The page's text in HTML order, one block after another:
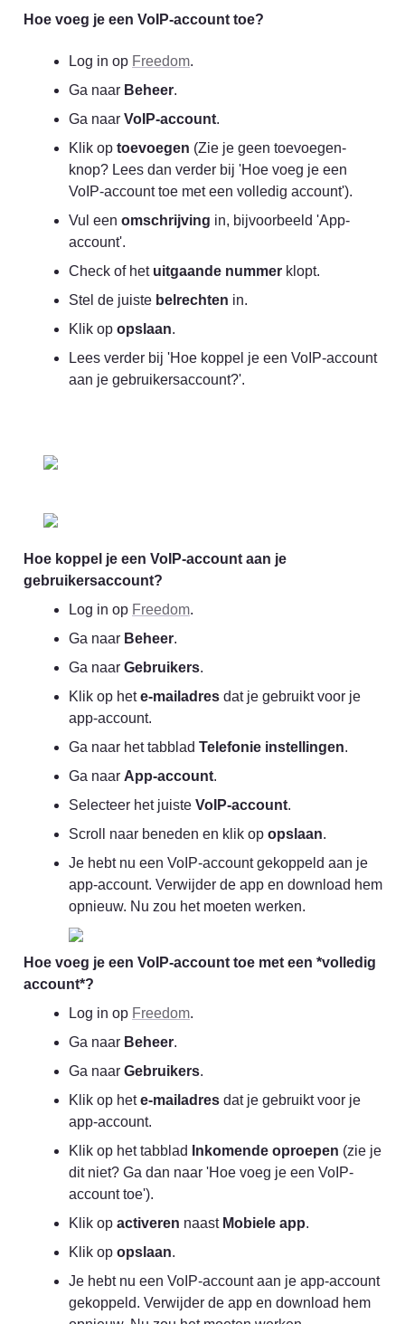
Hoe voeg je een VoIP-account toe?
Log in op Freedom.
Ga naar Beheer.
Ga naar VoIP-account.
Klik op toevoegen (Zie je geen toevoegen-
knop? Lees dan verder bij 'Hoe voeg je een
VoIP-account toe met een volledig account').
Vul een omschrijving in, bijvoorbeeld 'App-
account'.
Check of het uitgaande nummer klopt.
Stel de juiste belrechten in.
Klik op opslaan.
Lees verder bij 'Hoe koppel je een VoIP-account
aan je gebruikersaccount?'.
Hoe koppel je een VoIP-account aan je
gebruikersaccount?
Log in op Freedom.
Ga naar Beheer.
Ga naar Gebruikers.
Klik op het e-mailadres dat je gebruikt voor je
app-account.
Ga naar het tabblad Telefonie instellingen.
Ga naar App-account.
Selecteer het juiste VoIP-account.
Scroll naar beneden en klik op opslaan.
Je hebt nu een VoIP-account gekoppeld aan je
app-account. Verwijder de app en download hem
opnieuw. Nu zou het moeten werken.
Hoe voeg je een VoIP-account toe met een *volledig
account*?
Log in op Freedom.
Ga naar Beheer.
Ga naar Gebruikers.
Klik op het e-mailadres dat je gebruikt voor je
app-account.
Klik op het tabblad
Inkomende oproepen (zie je
dit niet? Ga dan naar 'Hoe voeg je een VoIP-
account toe').
Klik op activeren naast Mobiele app.
Klik op opslaan.
Je hebt nu een VoIP-account aan je app-account
gekoppeld. Verwijder de app en download hem